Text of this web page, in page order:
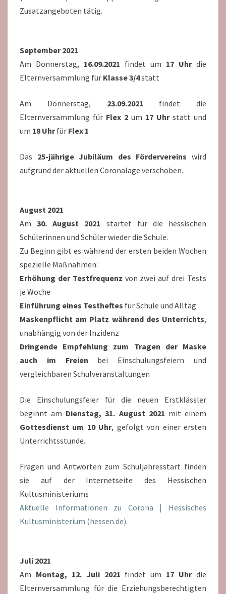
Zusatzangeboten tätig.
September 2021
Am Donnerstag, 16.09.2021 findet um 17 Uhr die
Elternversammlung für Klasse 3/4statt
Am Donnerstag, 23.09.2021 findet die
Elternversammlung für Flex 2 um 17 Uhr statt und
um 18 Uhrfür Flex 1
Das 25-jährige Jubiläum des Fördervereins wird
aufgrund der aktuellen Coronalage verschoben.
August 2021
Am30. August 2021 startet für die hessischen
Schülerinnen und Schüler wieder die Schule.
Zu Beginn gibt es während der ersten beiden Wochen
spezielle Maßnahmen:
Erhöhung der Testfrequenz von zwei auf drei Tests
je Woche
Einführung eines Testheftes für Schule und Alltag
Maskenpflicht am Platz während des Unterrichts,
unabhängig von der Inzidenz
Dringende Empfehlung zum Tragen der Maske
auch im Freien bei Einschulungsfeiern und
vergleichbaren Schulveranstaltungen
Die Einschulungsfeier für die neuen Erstklässler
beginnt am Dienstag, 31. August 2021 mit einem
Gottesdienst um 10 Uhr, gefolgt von einer ersten
Unterrichtsstunde.
Fragen und Antworten zum Schuljahresstart finden
sie auf der Internetseite des Hessischen
Kultusministeriums
Aktuelle Informationen zu Corona | Hessisches
Kultusministerium (hessen.de).
Juli 2021
Am Montag, 12. Juli 2021 findet um 17 Uhrdie
Elternversammlung für die Erziehungsberechtigten